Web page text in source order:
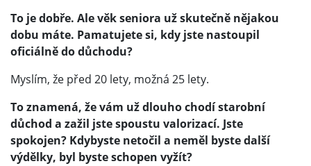
To je dobře. Ale věk seniora už skutečně nějakou
dobu máte. Pamatujete si, kdy jste nastoupil
oficiálně do důchodu?
Myslím, že před 20 lety, možná 25 lety.
To znamená, že vám už dlouho chodí starobní
důchod a zažil jste spoustu valorizací. Jste
spokojen? Kdybyste netočil a neměl byste další
výdělky, byl byste schopen vyžít?